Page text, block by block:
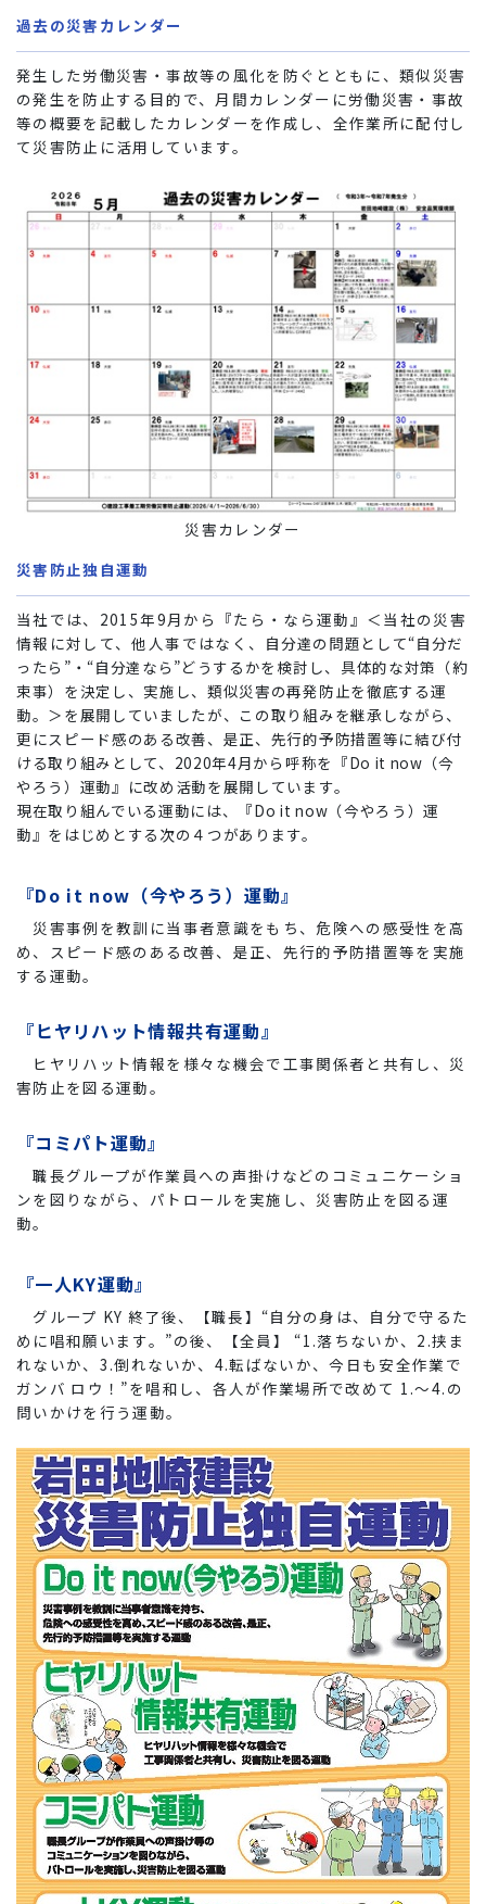
過去の災害カレンダー
発生した労働災害・事故等の風化を防ぐとともに、類似災害
の発生を防止する目的で、月間カレンダーに労働災害・事故
等の概要を記載したカレンダーを作成し、全作業所に配付し
て災害防止に活用しています。
災害カレンダー
災害防止独自運動
当社では、2015年9月から『たら・なら運動』＜当社の災害
情報に対して、他人事ではなく、 自分達の問題として“自分だ
ったら”・“自分達なら”どうするかを検討し、具体的な対策（約
束事）を決定し、 実施し、類似災害の再発防止を徹底する運
動。＞を展開していましたが、この取り組みを継承しながら、
更にスピード感のある改善、是正、先行的予防措置等に結び付
ける取り組みとして、 2020年4月から呼称を『Do it now（今
やろう）運動』に改め活動を展開しています。
現在取り組んでいる運動には、『Do it now（今やろう）運
動』をはじめとする次の４つがあります。
『Do it now（今やろう）運動』
災害事例を教訓に当事者意識をもち、危険への感受性を高
め、スピード感のある改善、是正、先行的予防措置等を実施
する運動。
『ヒヤリハット情報共有運動』
ヒヤリハット情報を様々な機会で工事関係者と共有し、災
害防止を図る運動。
『コミパト運動』
職長グループが作業員への声掛けなどのコミュニケーショ
ンを図りながら、パトロールを実施し、災害防止を図る運
動。
『一人KY運動』
グループ KY 終了後、【職長】“自分の身は、自分で守るた
めに唱和願います。”の後、【全員】 “1.落ちないか、2.挟ま
れないか、3.倒れないか、4.転ばないか、今日も安全作業で
ガンバ ロウ！”を唱和し、各人が作業場所で改めて 1.～4.の
問いかけを行う運動。